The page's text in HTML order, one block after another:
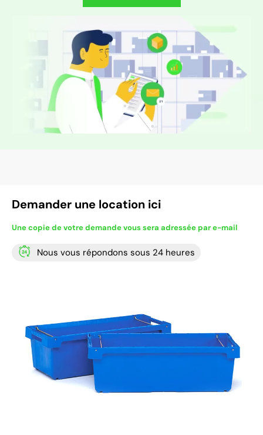
Demander une location ici
Une copie de votre demande vous sera adressée par e-mail
Nous vous répondons sous 24 heures